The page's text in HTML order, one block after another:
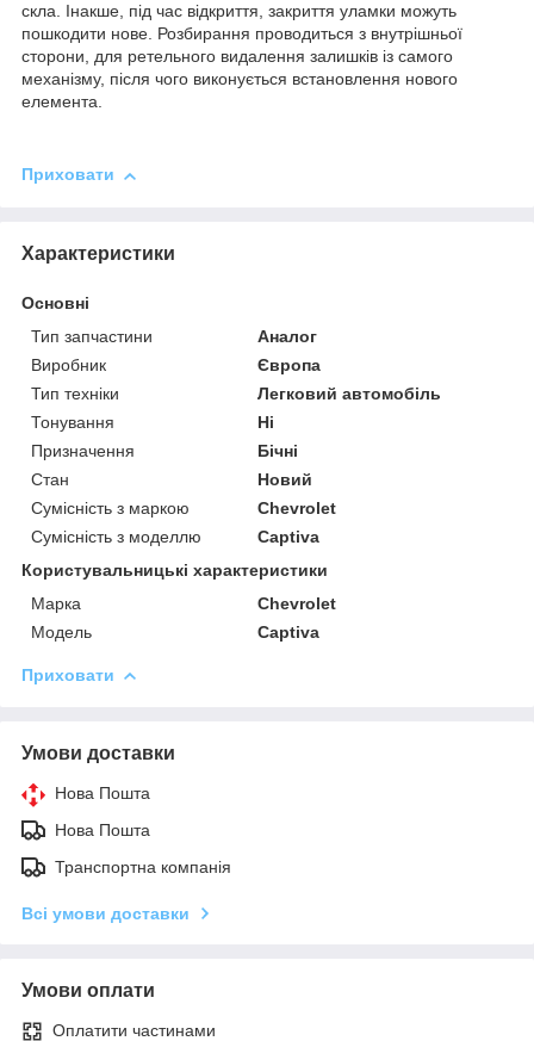
скла. Інакше, під час відкриття, закриття уламки можуть
пошкодити нове. Розбирання проводиться з внутрішньої
сторони, для ретельного видалення залишків із самого
механізму, після чого виконується встановлення нового
елемента.
Приховати
Характеристики
Основні
Тип запчастини
Аналог
Виробник
Європа
Тип техніки
Легковий автомобіль
Тонування
Ні
Призначення
Бічні
Стан
Новий
Сумісність з маркою
Chevrolet
Сумісність з моделлю
Captiva
Користувальницькі характеристики
Марка
Chevrolet
Модель
Captiva
Приховати
Умови доставки
Нова Пошта
Нова Пошта
Транспортна компанія
Всі умови доставки
Умови оплати
Оплатити частинами